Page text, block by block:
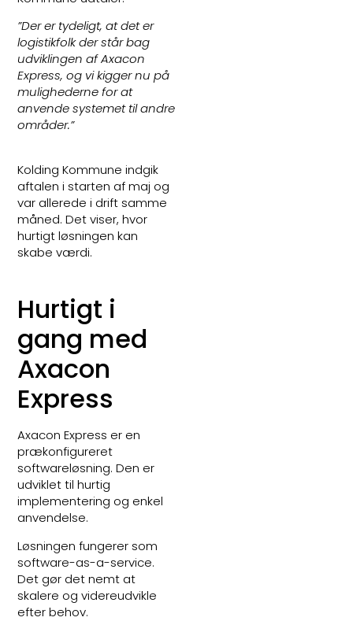
”Der er tydeligt, at det er
logistikfolk der står bag
udviklingen af Axacon
Express, og vi kigger nu på
mulighederne for at
anvende systemet til andre
områder.”
Kolding Kommune indgik
aftalen i starten af maj og
var allerede i drift samme
måned. Det viser, hvor
hurtigt løsningen kan
skabe værdi.
Hurtigt i
gang med
Axacon
Express
Axacon Express er en
prækonfigureret
softwareløsning. Den er
udviklet til hurtig
implementering og enkel
anvendelse.
Løsningen fungerer som
software-as-a-service.
Det gør det nemt at
skalere og videreudvikle
efter behov.